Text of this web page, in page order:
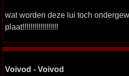
wat worden deze lui toch
plaat!!!!!!!!!!!!!!!!!!
Voivod - Voivod